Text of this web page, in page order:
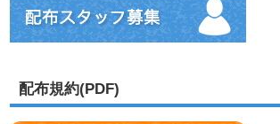
配布規約(PDF)